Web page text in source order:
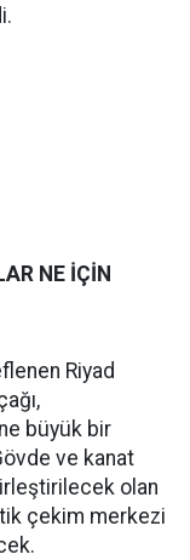
NE İÇİN
Riyad
büyük bir
ve kanat
olan
çekim merkezi